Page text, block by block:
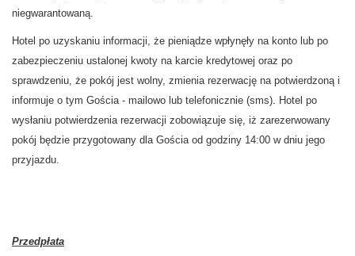
niegwarantowaną.
Hotel po uzyskaniu informacji, że pieniądze wpłynęły na konto lub po
zabezpieczeniu ustalonej kwoty na karcie kredytowej oraz po
sprawdzeniu, że pokój jest wolny, zmienia rezerwację na potwierdzoną i
informuje o tym Gościa - mailowo lub telefonicznie (sms). Hotel po
wysłaniu potwierdzenia rezerwacji zobowiązuje się, iż zarezerwowany
pokój będzie przygotowany dla Gościa od godziny 14:00 w dniu jego
przyjazdu.
Przedpłata